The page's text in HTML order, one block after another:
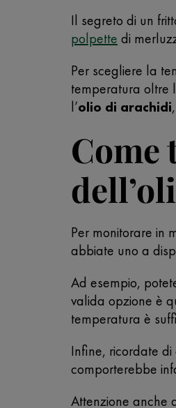
Il segreto di un
polpette di
Per scegliere la
temperatura oltre
l’olio di arachidi
Come
Per monitorare in
abbiate uno a
Ad esempio,
valida opzione è
temperatura è
Infine, ricordate
comporterebbe
Attenzione anche